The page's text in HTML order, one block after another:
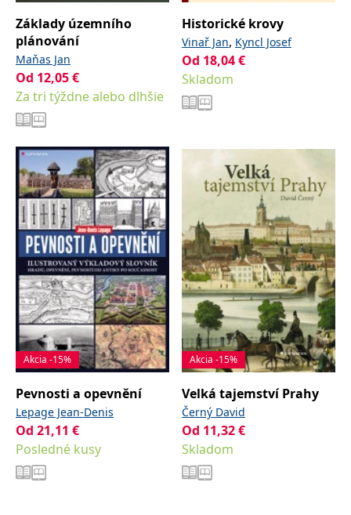
Základy územního
plánování
Maňas Jan
Od 12,05€
Za tri týždne alebo dlhšie
Historické krovy
Vinař Jan, Kyncl Josef
Od 18,04€
Skladom
Akcia -15%
Pevnosti a opevnění
Lepage Jean-Denis
Od 21,11 €
Posledné kusy
Akcia -15%
Velká tajemství Prahy
Černý David
Od 11,32€
Skladom